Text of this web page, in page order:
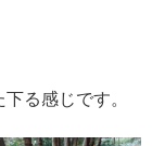
る感じです。